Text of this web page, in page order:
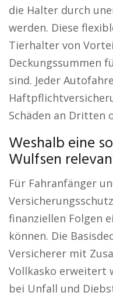
die Halter durch
werden. Diese
Tierhalter von
Deckungssummen
sind. Jeder
Schäden an Dritten
Weshalb eine
Wulfsen
Für Fahranfänger
finanziellen Folgen
können. Die
Versicherer mit
Vollkasko erweitert
bei Unfall und